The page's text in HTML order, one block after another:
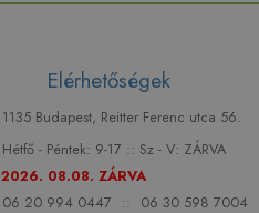
Elérhetőségek
1135 Budapest, Reitter Ferenc utca 56.
Hétfő - Péntek: 9-17 :: Sz - V: ZÁRVA
2026. 08.08. ZÁRVA
06 20 994 0447 :: 06 30 598 7004